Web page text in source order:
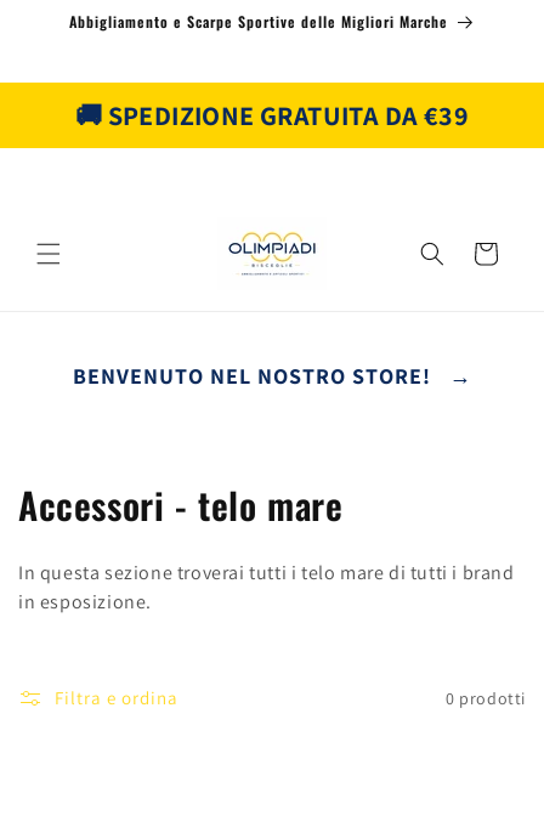
direttamente
Abbigliamento e Scarpe Sportive delle Migliori Marche
🚚 SPEDIZIONE GRATUITA DA €39
Carrello
BENVENUTO NEL NOSTRO STORE! →
C
o
l
e
Accessori - telo mare
In questa sezione troverai tutti i telo maredi tutti i brand
in esposizione.
Filtra e ordina 0 prodotti